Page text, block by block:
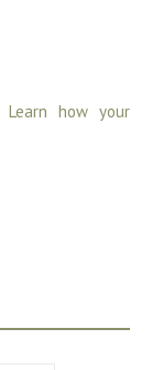
Learn how your